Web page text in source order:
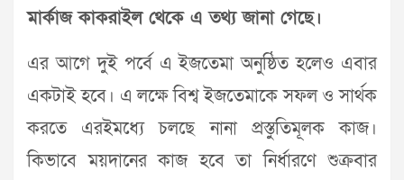
মার্কাজ কাকরাইল থেকে এ তথ্য জানা গেছে।
এর আগে দুই পর্বে এ ইজতেমা অনুষ্ঠিত হলেও এবার
একটাই হবে। এ লক্ষে বিশ্ব ইজতেমাকে সফল ও সার্থক
করতে এরইমধ্যে চলছে নানা প্রস্তুতিমূলক কাজ।
কিভাবে ময়দানের কাজ হবে তা নির্ধারণে শুক্রবার